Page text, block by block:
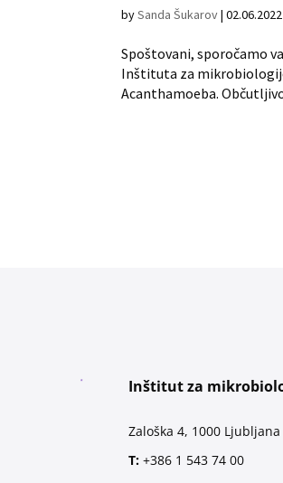
bySanda Šukarov|02.06.2022
Spoštovani, sporočamo
Inštituta za
Acanthamoeba.
Inštitut za
Zaloška 4, 1000 Ljubljana
T: +386 1 543 74 00